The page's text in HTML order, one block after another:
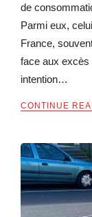
de
Parmi eux,
France,
face aux excès
intention…
CONTINUE